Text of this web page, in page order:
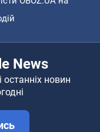
News
останніх новин